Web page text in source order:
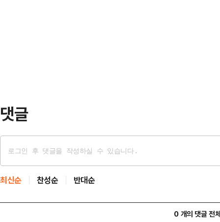
댓글
최신순 찬성순 반대순
0 개의 댓글 전